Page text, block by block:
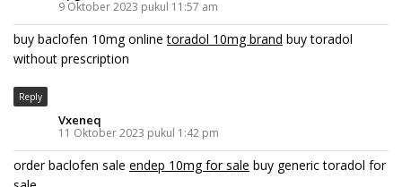
9 Oktober 2023 pukul 11:57 am
buy baclofen 10mg onlinetoradol 10mg brand buy toradol
without prescription
Reply
Vxeneq
11 Oktober 2023 pukul 1:42 pm
order baclofen sale endep 10mg for sale buy generic toradol for